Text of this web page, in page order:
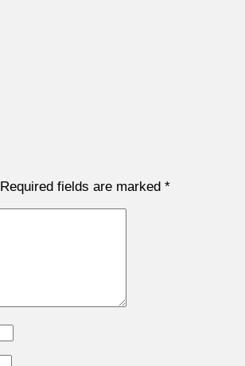
Required fields are marked *